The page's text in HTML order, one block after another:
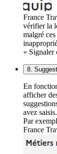
France
vérifier la
malgré
« Signaler
8.
En
afficher
avez saisis.
Par
France